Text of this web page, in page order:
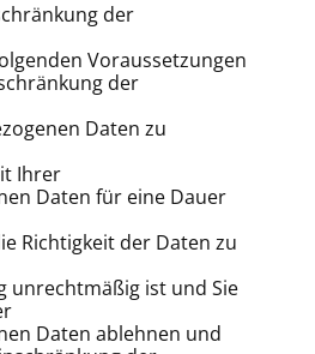
der
Voraussetzungen
der
Daten zu
Ihrer
Daten für eine Dauer
Richtigkeit der Daten zu
unrechtmäßig ist und Sie
Daten ablehnen und